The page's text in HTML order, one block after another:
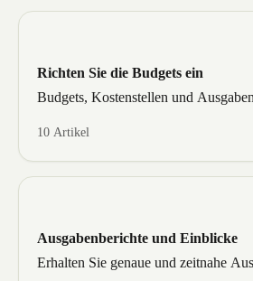
Richten Sie die Budgets ein
Budgets, Kostenstellen und
10 Artikel
Ausgabenberichte und Einblicke
Erhalten Sie genaue und zeitnahe